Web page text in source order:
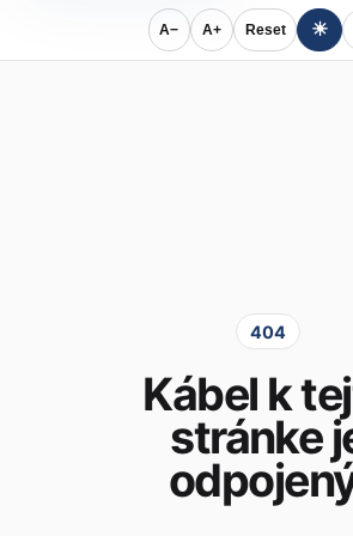
A− A+ Reset ☀
404
Kábel k
stránke